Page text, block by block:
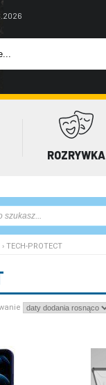
ROZRYWKA
TECH-PROTECT